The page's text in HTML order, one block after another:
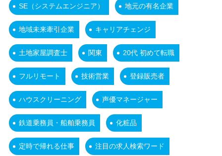
SE（システムエンジニア） 地元の有名企業
地域未来牽引企業 キャリアチェンジ
土地家屋調査士 関東 20代 初めて転職
フルリモート 技術営業 登録販売者
ハウスクリーニング 声優マネージャー
鉄道乗務員・船舶乗務員 化粧品
定時で帰れる仕事 注目の求人検索ワード